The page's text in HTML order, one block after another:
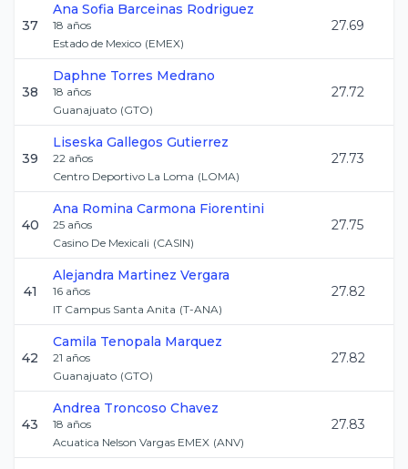
37
Ana Sofia Barceinas Rodriguez
18 años
Estado de Mexico (EMEX)
27.69
38
Daphne Torres Medrano
18 años
Guanajuato (GTO)
27.72
39
Liseska Gallegos Gutierrez
22 años
Centro Deportivo La Loma (LOMA)
27.73
40
Ana Romina Carmona Fiorentini
25 años
Casino De Mexicali (CASIN)
27.75
41
Alejandra Martinez Vergara
16 años
IT Campus Santa Anita (T-ANA)
27.82
42
Camila Tenopala Marquez
21 años
Guanajuato (GTO)
27.82
43
Andrea Troncoso Chavez
18 años
Acuatica Nelson Vargas EMEX (ANV)
27.83